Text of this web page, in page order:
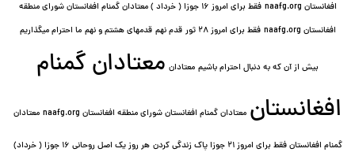
افغانستان naafg.org
فقط برای امروز ۱۶ جوزا ( خرداد ) معتادان گمنام افغانستان شورای منطقه
افغانستان naafg.org
فقط برای امروز ۲۸ ثور قدم نهم قدمهای هشتم و نهم ما احترام میگذاریم
بیش از آن که به دنبال احترام باشیم معتادان معتادان گمنام
افغانستان معتادان گمنام افغانستان شورای منطقه افغانستان naafg.org معتادان
گمنام افغانستان فقط برای امروز ۲۱ جوزا پاک زندگی کردن
هر روز یک اصل روحانی ۱۶ جوزا ( خرداد)